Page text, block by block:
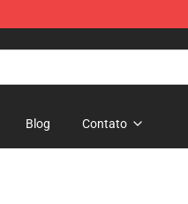
Blog Contato